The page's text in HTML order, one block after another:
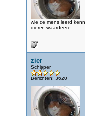
wie de mens leerd
dieren waardeere
zier
Schipper
Berichten: 3620